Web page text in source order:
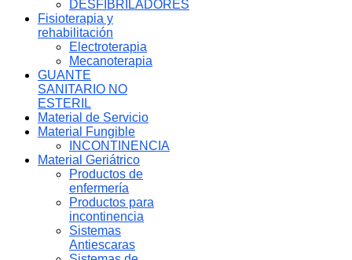
DESFIBRILADORES
Fisioterapia y
rehabilitación
Electroterapia
Mecanoterapia
GUANTE
SANITARIO NO
ESTERIL
Material de Servicio
Material Fungible
INCONTINENCIA
Material Geriátrico
Productos de
enfermería
Productos para
incontinencia
Sistemas
Antiescaras